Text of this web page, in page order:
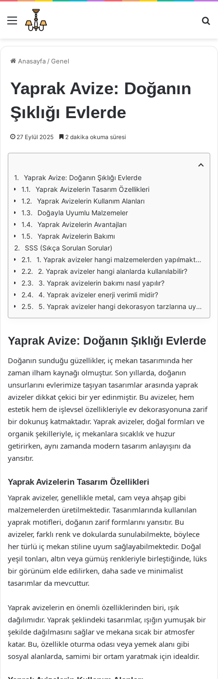
Menü
Anasayfa /Genel
Yaprak Avize: Doğanın
Şıklığı Evlerde
27 Eylül 2025 2 dakika okuma süresi
Yaprak Avize: Doğanın Şıklığı Evlerde
Yaprak Avizelerin Tasarım Özellikleri
Yaprak Avizelerin Kullanım Alanları
Doğayla Uyumlu Malzemeler
Yaprak Avizelerin Avantajları
Yaprak Avizelerin Bakımı
SSS (Sıkça Sorulan Sorular)
1. Yaprak avizeler hangi malzemelerden yapılmaktadır?
2. Yaprak avizeler hangi alanlarda kullanılabilir?
3. Yaprak avizelerin bakımı nasıl yapılır?
4. Yaprak avizeler enerji verimli midir?
5. Yaprak avizeler hangi dekorasyon tarzlarına uyum sağlar?
Yaprak Avize: Doğanın Şıklığı Evlerde
Doğanın sunduğu güzellikler, iç mekan tasarımında her
zaman ilham kaynağı olmuştur. Son yıllarda, doğanın
unsurlarını evlerimize taşıyan tasarımlar arasında yaprak
avizeler dikkat çekici bir yer edinmiştir. Bu avizeler, hem
estetik hem de işlevsel özellikleriyle ev dekorasyonuna zarif
bir dokunuş katmaktadır. Yaprak avizeler, doğal formları ve
organik şekilleriyle, iç mekanlara sıcaklık ve huzur
getirirken, aynı zamanda modern tasarım anlayışını da
yansıtır.
Yaprak Avizelerin Tasarım Özellikleri
Yaprak avizeler, genellikle metal, cam veya ahşap gibi
malzemelerden üretilmektedir. Tasarımlarında kullanılan
yaprak motifleri, doğanın zarif formlarını yansıtır. Bu
avizeler, farklı renk ve dokularda sunulabilmekte, böylece
her türlü iç mekan stiline uyum sağlayabilmektedir. Doğal
yeşil tonları, altın veya gümüş renkleriyle birleştiğinde, lüks
bir görünüm elde edilirken, daha sade ve minimalist
tasarımlar da mevcuttur.
Yaprak avizelerin en önemli özelliklerinden biri, ışık
dağılımıdır. Yaprak şeklindeki tasarımlar, ışığın yumuşak bir
şekilde dağılmasını sağlar ve mekana sıcak bir atmosfer
katar. Bu, özellikle oturma odası veya yemek alanı gibi
sosyal alanlarda, samimi bir ortam yaratmak için idealdir.